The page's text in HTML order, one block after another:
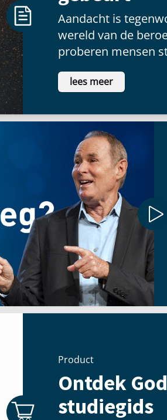
Aandacht is
wereld van de
proberen mensen
voldoening te
schitteren.
lees meer
Product
Ontdek
studiegids